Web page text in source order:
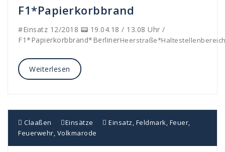
F1*Papierkorbbrand
#Einsatz 12/2018 📟 19.04.18 / 13.08 Uhr /
F1*Papierkorbbrand*Berliner
Weiterlesen
Claaßen Einsätze Einsatz, Feldmark, Feuer,
Feuerwehr, Volkmarode